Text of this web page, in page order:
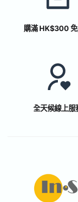
購滿 HK$300
全天候線上服